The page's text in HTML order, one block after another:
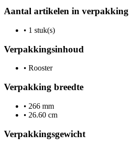
Aantal artikelen in verpakking
• 1 stuk(s)
Verpakkingsinhoud
• Rooster
Verpakking breedte
• 266 mm
• 26.60 cm
Verpakkingsgewicht